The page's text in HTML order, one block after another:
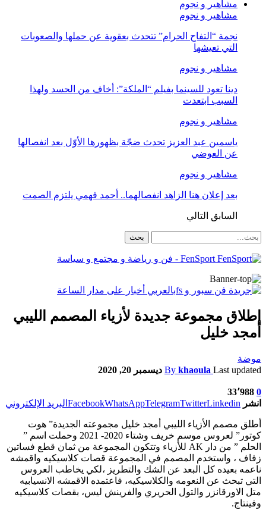
مشاهير و نجوم
مشاهير و نجوم
نجمة “التفاح الحرام” تتحدث بعقوية عن حملها والصعوبات
التي تعيشها
مشاهير و نجوم
دينا تعود للسينما بفيلم “الملكة”: أخاف من الحسد ولهذا
السبب ابتعدت
مشاهير و نجوم
ياسمين عبد العزيز تحدث ضجّة بظهورها الأوّل بعد انفصالها
عن العوضي
مشاهير و نجوم
بعد إعلان هنا الزاهد انفصالهما.. أحمد فهمي يلتزم الصمت
السابق التالي
FenSport - فن و رياضة و مجتمع و سياسة
إطلاق مجموعة جديدة لأزياء المصمم الليبي
أمجد خليل
موضة
By khaoula Last updated ديسمبر 20, 2020
0 33٬988
انشر
FacebookWhatsAppTelegramTwitterLinkedin البريد الإلكتروني
طلق مصمم الأزياء الليبي أمجد خليل مجموعته الجديدة” هوت
كوتور” لعروس موسم خريف وشتاء 2020- 2021 وحملت اسم ”
الحلم ” من دار AK للأزياء وتتكون المجموعة من ثمان قطع فساتين
زفاف ، واستخدم المصمم في المجموعة قصات كلاسيكيه واقمشه
ناعمه بعيده كل البعد عن الشك والتطريز ،لكي يخاطب العروس
التي تبحث عن النعومه والكلاسيكيه، فاعتمده الاقمشه الانسيابيه
متل الاورقانزر والتول الحريري والفرينش ليس، بقصات كلاسيكيه
وفينتاج.